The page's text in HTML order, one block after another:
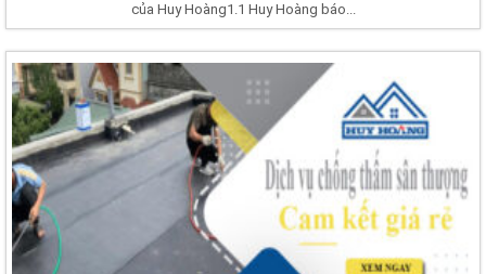
của Huy Hoàng1.1 Huy Hoàng báo...